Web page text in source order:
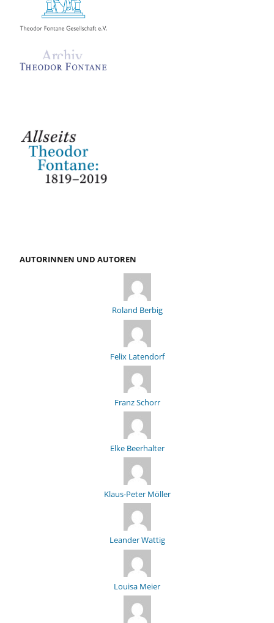
AUTORINNEN UND AUTOREN
Roland Berbig
Felix Latendorf
Franz Schorr
Elke Beerhalter
Klaus-Peter Möller
Leander Wattig
Louisa Meier